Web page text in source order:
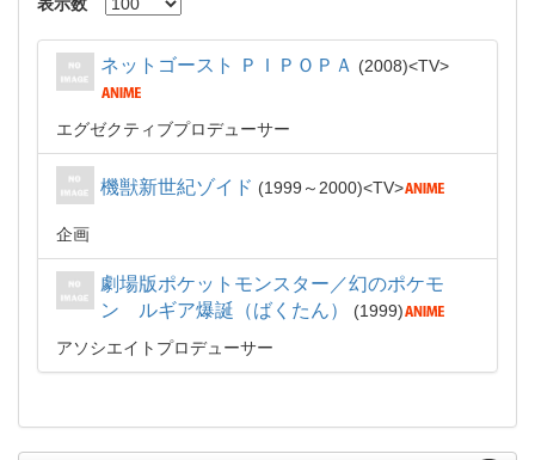
ネットゴースト ＰＩＰＯＰＡ 2008 TV
エグゼクティブプロデューサー
機獣新世紀ゾイド 1999～2000 TV
企画
劇場版ポケットモンスター／幻のポケモ
ン ルギア爆誕（ばくたん）
1999
アソシエイトプロデューサー